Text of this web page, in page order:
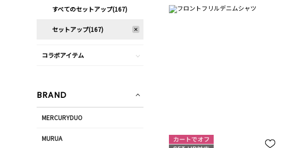
すべてのセットアップ(167)
セットアップ(167)
コラボアイテム
BRAND
MERCURYDUO
MURUA